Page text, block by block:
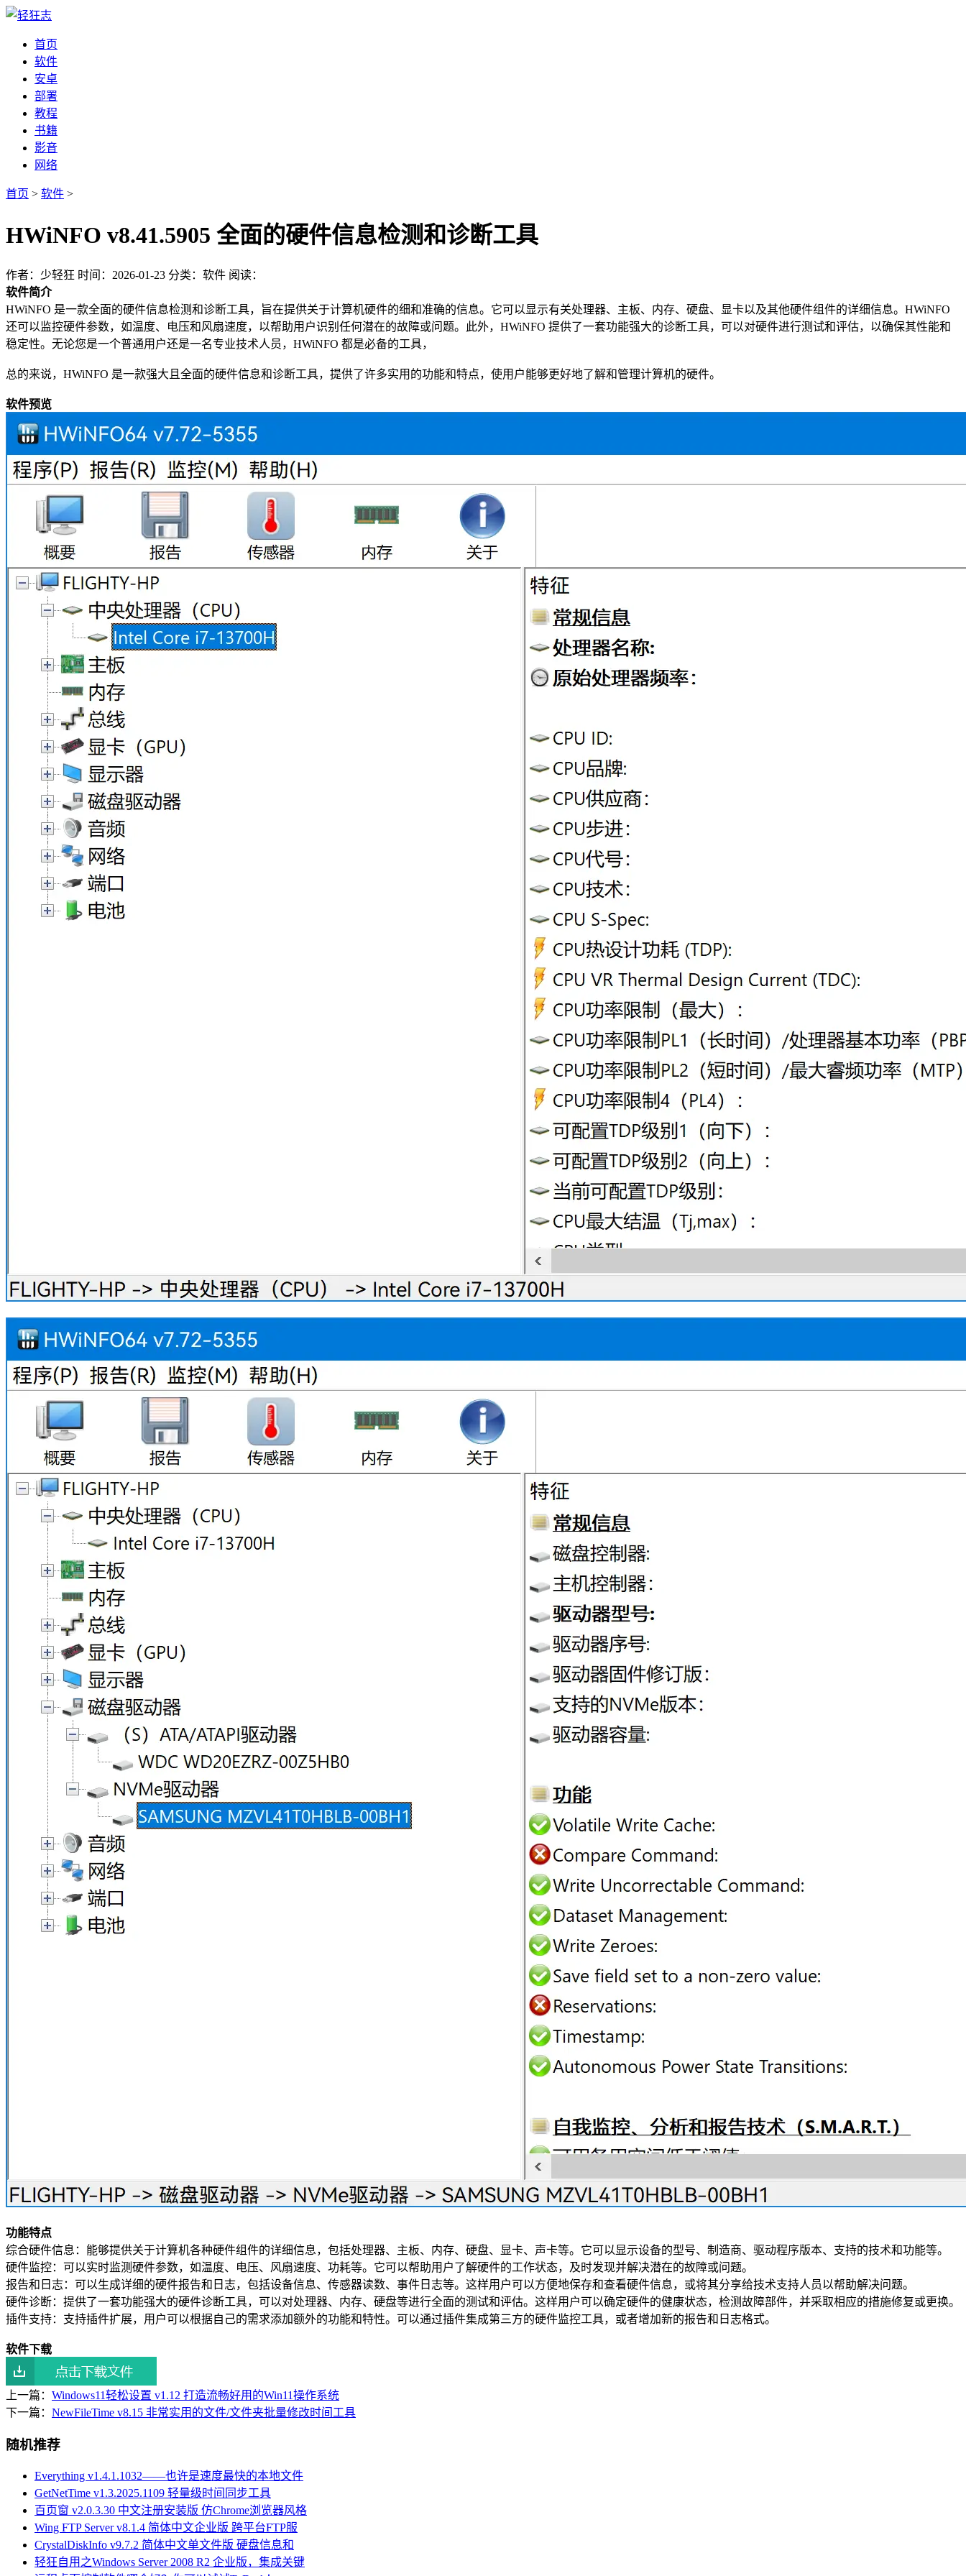
首页
软件
安卓
部署
教程
书籍
影音
网络
首页 > 软件 >
HWiNFO v8.41.5905 全面的硬件信息检测和诊断工具
作者：少轻狂 时间：2026-01-23 分类：软件 阅读：
软件简介
HWiNFO 是一款全面的硬件信息检测和诊断工具，旨在提供关于计算机硬件的细和准确的信息。它可以显示有关处理器、主板、内存、硬盘、显卡以及其他硬件组件的详细信息。HWiNFO
还可以监控硬件参数，如温度、电压和风扇速度，以帮助用户识别任何潜在的故障或问题。此外，HWiNFO 提供了一套功能强大的诊断工具，可以对硬件进行测试和评估，以确保其性能和
稳定性。无论您是一个普通用户还是一名专业技术人员，HWiNFO 都是必备的工具，
总的来说，HWiNFO 是一款强大且全面的硬件信息和诊断工具，提供了许多实用的功能和特点，使用户能够更好地了解和管理计算机的硬件。
软件预览
功能特点
综合硬件信息：能够提供关于计算机各种硬件组件的详细信息，包括处理器、主板、内存、硬盘、显卡、声卡等。它可以显示设备的型号、制造商、驱动程序版本、支持的技术和功能等。
硬件监控：可以实时监测硬件参数，如温度、电压、风扇速度、功耗等。它可以帮助用户了解硬件的工作状态，及时发现并解决潜在的故障或问题。
报告和日志：可以生成详细的硬件报告和日志，包括设备信息、传感器读数、事件日志等。这样用户可以方便地保存和查看硬件信息，或将其分享给技术支持人员以帮助解决问题。
硬件诊断：提供了一套功能强大的硬件诊断工具，可以对处理器、内存、硬盘等进行全面的测试和评估。这样用户可以确定硬件的健康状态，检测故障部件，并采取相应的措施修复或更换。
插件支持：支持插件扩展，用户可以根据自己的需求添加额外的功能和特性。可以通过插件集成第三方的硬件监控工具，或者增加新的报告和日志格式。
软件下载
上一篇： Windows11轻松设置 v1.12 打造流畅好用的Win11操作系统
下一篇： NewFileTime v8.15 非常实用的文件/文件夹批量修改时间工具
随机推荐
Everything v1.4.1.1032——也许是速度最快的本地文件
GetNetTime v1.3.2025.1109 轻量级时间同步工具
百页窗 v2.0.3.30 中文注册安装版 仿Chrome浏览器风格
Wing FTP Server v8.1.4 简体中文企业版 跨平台FTP服
CrystalDiskInfo v9.7.2 简体中文单文件版 硬盘信息和
轻狂自用之Windows Server 2008 R2 企业版，集成关键